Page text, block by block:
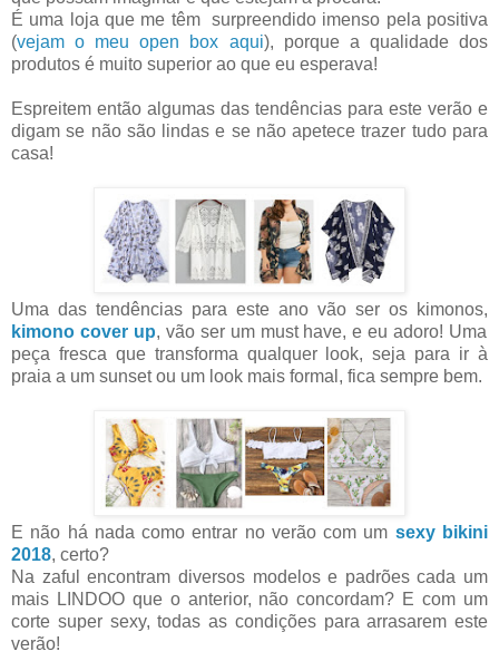
É uma loja que me têm surpreendido imenso pela positiva
(vejam o meu open box aqui), porque a qualidade dos
produtos é muito superior ao que eu esperava!
Espreitem então algumas das tendências para este verão e
digam se não são lindas e se não apetece trazer tudo para
casa!
Uma das tendências para este ano vão ser os kimonos,
kimono cover up, vão ser um must have, e eu adoro! Uma
peça fresca que transforma qualquer look, seja para ir à
praia a um sunset ou um look mais formal, fica sempre bem.
E não há nada como entrar no verão com um sexy bikini
2018, certo?
Na zaful encontram diversos modelos e padrões cada um
mais LINDOO que o anterior, não concordam? E com um
corte super sexy, todas as condições para arrasarem este
verão!